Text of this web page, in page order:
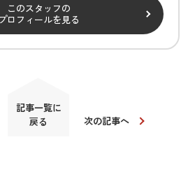
このスタッフの
プロフィールを見る
記事一覧に
戻る
次の記事へ